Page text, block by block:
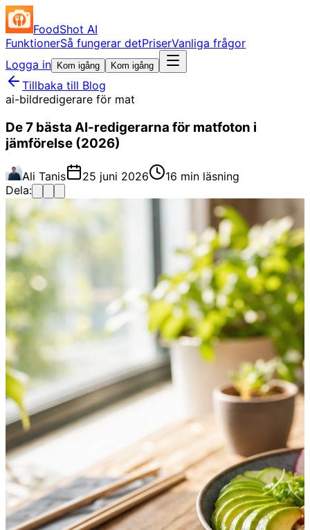
FoodShot AI
FunktionerSå fungerar detPriserVanliga frågor
Logga in
Kom igång Kom igång
Tillbaka till Blog
ai-bildredigerare för mat
De 7 bästa AI-redigerarna för matfoton i
jämförelse (2026)
Ali Tanis 25 juni 2026
16 min läsning
Dela: